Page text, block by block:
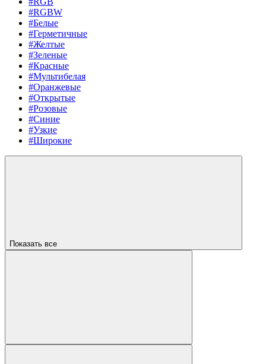
#RGBW
#Белые
#Герметичные
#Желтые
#Зеленые
#Красные
#Мультибелая
#Оранжевые
#Открытые
#Розовые
#Синие
#Узкие
#Широкие
Показать все